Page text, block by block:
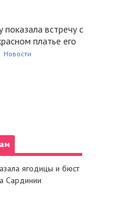
показала встречу с
платье его
Новости
ягодицы и бюст
Сардинии